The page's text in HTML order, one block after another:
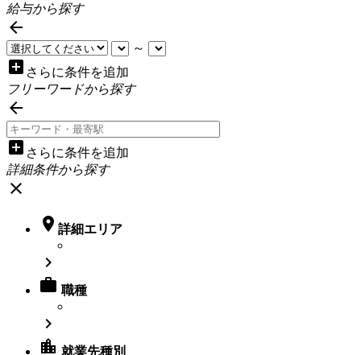
給与から探す

～
add_box さらに条件を追加
フリーワードから探す

add_box さらに条件を追加
詳細条件から探す
close
 詳細エリア

 職種

location_city 就業先種別